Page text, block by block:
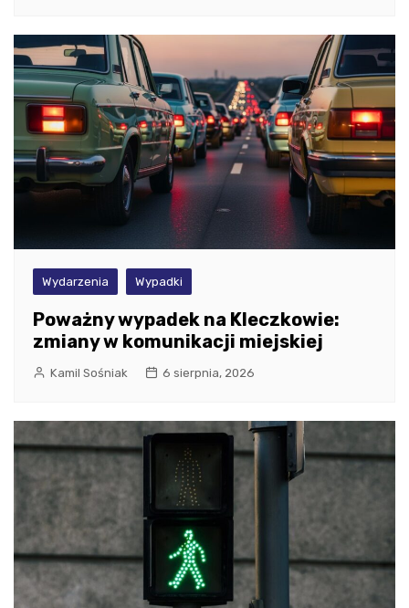
Wydarzenia Wypadki
Poważny wypadek na Kleczkowie:
zmiany w komunikacji miejskiej
Kamil Sośniak 6 sierpnia, 2026